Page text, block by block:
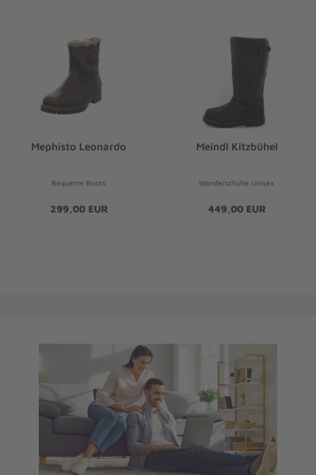
Mephisto Leonardo
Bequeme Boots
299,00 EUR
Meindl Kitzbühel
Wanderschuhe Unisex
449,00 EUR